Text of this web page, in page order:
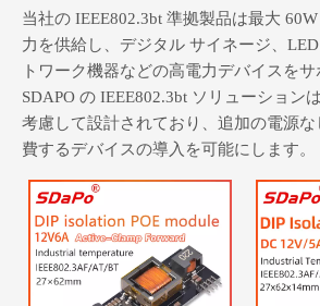
当社の IEEE802.3bt 準拠製品は最大
力を供給し、デジタル サイネージ、
トワーク機器などの高電力デバイスをサ
SDAPO の IEEE802.3bt ソリューション
考慮して設計されており、追加の電源
費するデバイスの導入を可能にします。